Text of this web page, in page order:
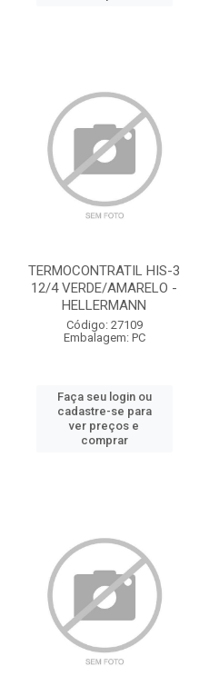
TERMOCONTRATIL HIS-3
12/4 VERDE/AMARELO -
HELLERMANN
Código: 27109
Embalagem: PC
Faça seu login ou
cadastre-se para
ver preços e
comprar